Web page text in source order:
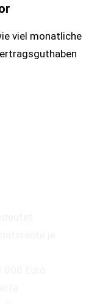
viel monatliche